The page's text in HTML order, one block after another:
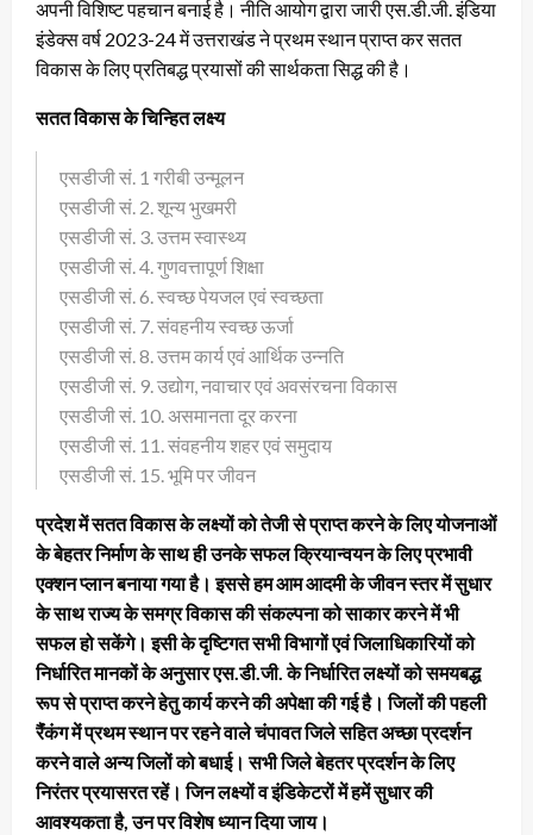
अपनी विशिष्ट पहचान बनाई है। नीति आयोग द्वारा जारी एस.डी.जी. इंडिया
इंडेक्स वर्ष 2023-24 में उत्तराखंड ने प्रथम स्थान प्राप्त कर सतत
विकास के लिए प्रतिबद्ध प्रयासों की सार्थकता सिद्ध की है।
सतत विकास के चिन्हित लक्ष्य
एसडीजी सं. 1 गरीबी उन्मूलन
एसडीजी सं. 2. शून्य भुखमरी
एसडीजी सं. 3. उत्तम स्वास्थ्य
एसडीजी सं. 4. गुणवत्तापूर्ण शिक्षा
एसडीजी सं. 6. स्वच्छ पेयजल एवं स्वच्छता
एसडीजी सं. 7. संवहनीय स्वच्छ ऊर्जा
एसडीजी सं. 8. उत्तम कार्य एवं आर्थिक उन्नति
एसडीजी सं. 9. उद्योग, नवाचार एवं अवसंरचना विकास
एसडीजी सं. 10. असमानता दूर करना
एसडीजी सं. 11. संवहनीय शहर एवं समुदाय
एसडीजी सं. 15. भूमि पर जीवन
प्रदेश में सतत विकास के लक्ष्यों को तेजी से प्राप्त करने के लिए योजनाओं
के बेहतर निर्माण के साथ ही उनके सफल क्रियान्वयन के लिए प्रभावी
एक्शन प्लान बनाया गया है। इससे हम आम आदमी के जीवन स्तर में सुधार
के साथ राज्य के समग्र विकास की संकल्पना को साकार करने में भी
सफल हो सकेंगे। इसी के दृष्टिगत सभी विभागों एवं जिलाधिकारियों को
निर्धारित मानकों के अनुसार एस.डी.जी. के निर्धारित लक्ष्यों को समयबद्ध
रूप से प्राप्त करने हेतु कार्य करने की अपेक्षा की गई है। जिलों की पहली
रैंंकंग में प्रथम स्थान पर रहने वाले चंपावत जिले सहित अच्छा प्रदर्शन
करने वाले अन्य जिलों को बधाई। सभी जिले बेहतर प्रदर्शन के लिए
निरंतर प्रयासरत रहें। जिन लक्ष्यों व इंडिकेटरों में हमें सुधार की
आवश्यकता है, उन पर विशेष ध्यान दिया जाय।